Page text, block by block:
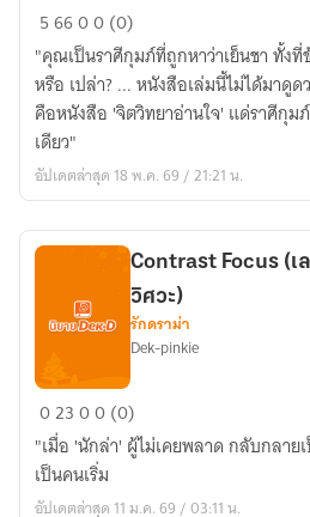
Aquarius
Psychology
:
ถอดรหัส
จิตใจ
'ราศี
กุมภ์'
มนุษย์
ใคร
เข้าใจ
56600 (0)
"คุณเป็นราศีกุมภ์ที่ถูกหาว่าเย็นชา ทั้งที่
หรือ เปล่า? ... หนังสือเล่มนี้ไม่ได้มาดู
คือหนังสือ 'จิตวิทยาอ่านใจ' แด่ราศีกุ
เดียว"
อัปเดตล่าสุด 18 พ.ค. 69 / 21:21 น.
Contrast
Focus
(เลนส์
รัก
Contrast Focus (เ
วิศวะ)
รักดราม่า
Dek-pinkie
02300 (0)
"เมื่อ 'นักล่า' ผู้ไม่เคยพลาด กลับกลาย
เป็นคนเริ่ม
อัปเดตล่าสุด 11 ม.ค. 69 / 03:11 น.